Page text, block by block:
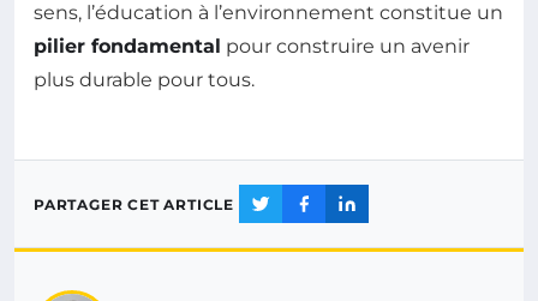
sens, l’éducation à l’environnement constitue un
pilier fondamental pour construire un avenir
plus durable pour tous.
PARTAGER CET ARTICLE